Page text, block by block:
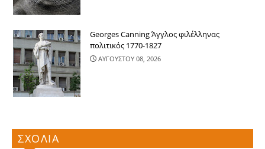
Georges Canning Άγγλος φιλέλληνας
πολιτικός 1770-1827
ΑΥΓΟΥΣΤΟΥ 08, 2026
ΣΧΟΛΙΑ